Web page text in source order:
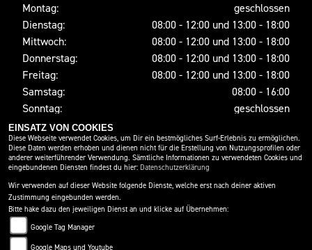
Montag:
geschlossen
Dienstag:
08:00 - 12:00 und 13:00 - 18:00
Mittwoch:
08:00 - 12:00 und 13:00 - 18:00
Donnerstag:
08:00 - 12:00 und 13:00 - 18:00
Freitag:
08:00 - 12:00 und 13:00 - 18:00
Samstag:
08:00 - 16:00
Sonntag:
geschlossen
SOCIAL MEDIA
EINSATZ VON COOKIES
Diese Webseite verwendet Cookies, um Dir ein bestmögliches Surf-Erlebnis zu ermöglichen.
Diese Daten werden erhoben und dienen nicht für die Erstellung von Nutzungsprofilen oder
anderer weiterführender Verwendung. Sämtliche Informationen zu verwendeten Cookies und
eingebundenen Diensten findest du hier: Datenschutzerklärung
Wir verwenden auf dieser Website folgende Dienste, welche erst nach deiner aktiven
Zustimmung eingebunden werden.
Bitte hake dazu den jeweiligen Dienst an und klicke auf Übernehmen:
Google Tag Manager
Google Maps und Youtube